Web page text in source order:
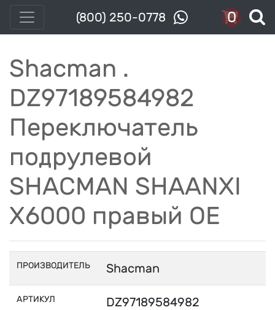
(800) 250-0778 0
Shacman .
DZ97189584982
Переключатель
подрулевой
SHACMAN SHAANXI
X6000 правый OE
ПРОИЗВОДИТЕЛЬ Shacman
АРТИКУЛ DZ97189584982